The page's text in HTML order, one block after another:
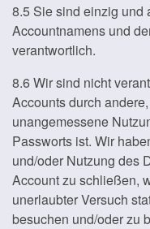
8.5 Sie sind einzig und
Accountnamens und
verantwortlich.
8.6 Wir sind nicht
Accounts durch
unangemessene
Passworts ist. Wir
und/oder Nutzung des
Account zu schließen,
unerlaubter Versuch
besuchen und/oder zu